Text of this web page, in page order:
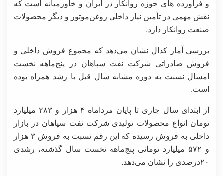
و فرآورده های حوزه روانکار در ایران و خاورمیانه است که
نقش مهمی در تأمین نیاز داخلی روغن‌موتور و دیگر محصولات
صنعت روانکار دارد.
بررسی آمار کدال نشان می‌دهد که مجموع فروش داخلی و
فروش صادراتی شرکت نفت سپاهان در پنج‌ماهه نخست
امسال نسبت به دوره مشابه سال قبل با رشد همراه بوده
است.
از ابتدای سال جاری تا پایان مرداماه ۴ هزار و ۲۸۳ میلیارد
تومان انواع محصولات تولیدی شرکت نفت سپاهان در بازار
داخلی به فروش رسیده که این رقم نسبت به فروش ۳ هزار
و ۵۷۲ میلیارد تومانی پنج‌ماهه نخست سال گذشته، رشدی
۲۰درصدی را نشان می‌دهد.